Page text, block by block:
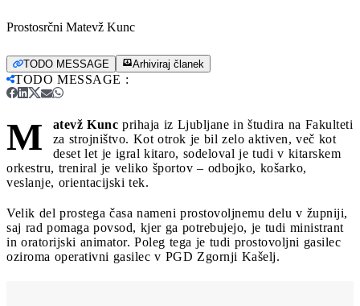
Prostosrčni Matevž Kunc
TODO MESSAGE Arhiviraj članek
TODO MESSAGE :
M atevž Kunc prihaja iz Ljubljane in študira na Fakulteti
za strojništvo. Kot otrok je bil zelo aktiven, več kot
deset let je igral kitaro, sodeloval je tudi v kitarskem
orkestru, treniral je veliko športov – odbojko, košarko,
veslanje, orientacijski tek.
Velik del prostega časa nameni prostovoljnemu delu v župniji,
saj rad pomaga povsod, kjer ga potrebujejo, je tudi ministrant
in oratorijski animator. Poleg tega je tudi prostovoljni gasilec
oziroma operativni gasilec v PGD Zgornji Kašelj.